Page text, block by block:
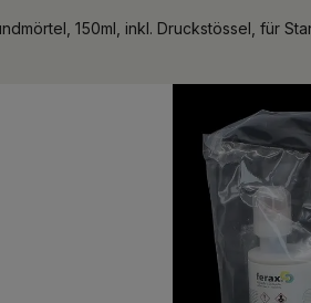
150ml, inkl. Druckstössel, für